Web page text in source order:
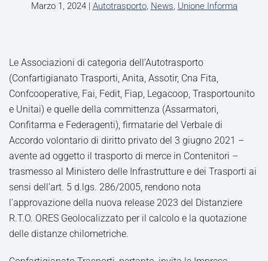
Marzo 1, 2024| Autotrasporto, News, Unione Informa
Le Associazioni di categoria dell’Autotrasporto
(Confartigianato Trasporti, Anita, Assotir, Cna Fita,
Confcooperative, Fai, Fedit, Fiap, Legacoop, Trasportounito
e Unitai) e quelle della committenza (Assarmatori,
Confitarma e Federagenti), firmatarie del Verbale di
Accordo volontario di diritto privato del 3 giugno 2021 –
avente ad oggetto il trasporto di merce in Contenitori –
trasmesso al Ministero delle Infrastrutture e dei Trasporti ai
sensi dell’art. 5 d.lgs. 286/2005, rendono nota
l’approvazione della nuova release 2023 del Distanziere
R.T.O. ORES Geolocalizzato per il calcolo e la quotazione
delle distanze chilometriche.